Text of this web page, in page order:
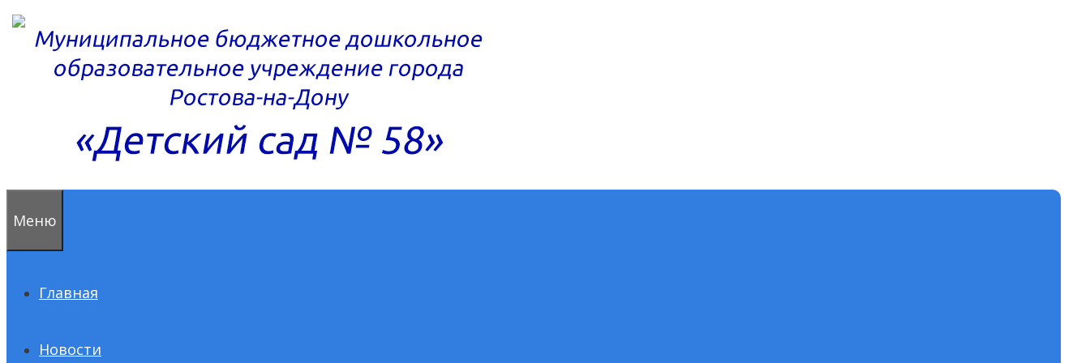
Перейти
содержимому
Меню
Главная
Новости